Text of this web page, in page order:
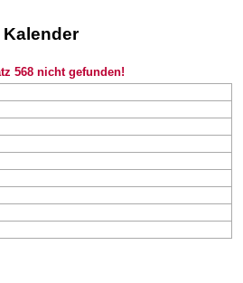
Kalender
568 nicht gefunden!